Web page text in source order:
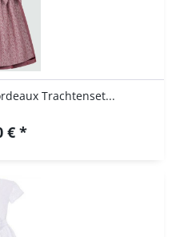
Trachtenset...
€ *